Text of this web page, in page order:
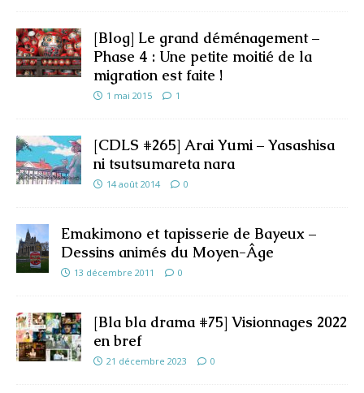
[Blog] Le grand déménagement –
Phase 4 : Une petite moitié de la
migration est faite !
1 mai 2015 1
[CDLS #265] Arai Yumi – Yasashisa
ni tsutsumareta nara
14 août 2014 0
Emakimono et tapisserie de Bayeux –
Dessins animés du Moyen-Âge
13 décembre 2011 0
[Bla bla drama #75] Visionnages 2022
en bref
21 décembre 2023 0